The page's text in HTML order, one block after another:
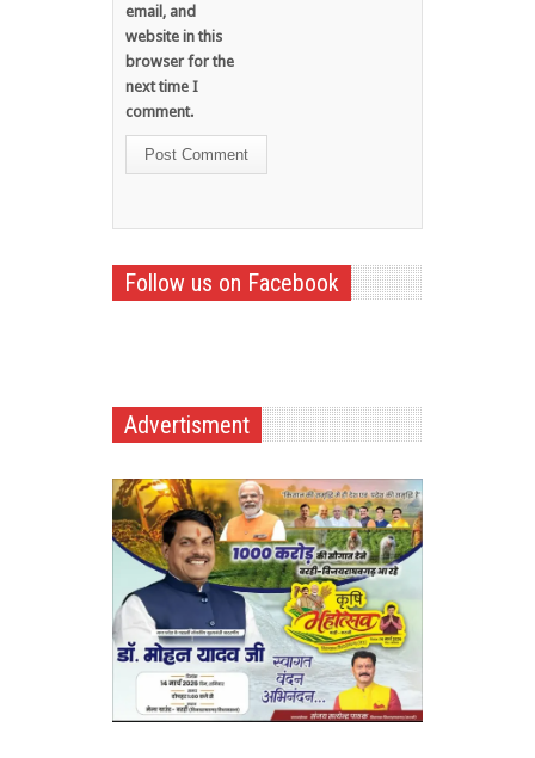
email, and
website in this
browser for the
next time I
comment.
Follow us on Facebook
Advertisment